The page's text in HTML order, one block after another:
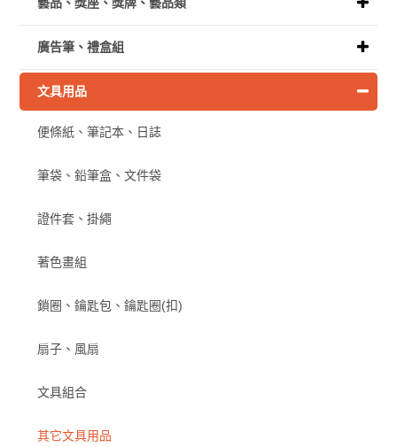
廣告筆、禮盒組
文具用品
便條紙、筆記本、日誌
筆袋、鉛筆盒、文件袋
證件套、掛繩
著色畫組
鎖圈、鑰匙包、鑰匙圈(扣)
扇子、風扇
文具組合
其它文具用品